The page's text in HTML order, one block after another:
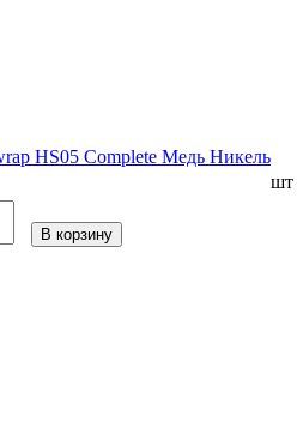
HS05 Complete Медь Никель
шт
В корзину